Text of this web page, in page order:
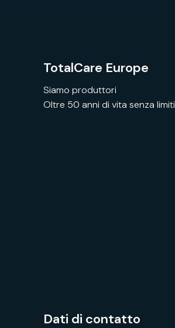
TotalCare Europe
Siamo produttori
Oltre 50 anni di vita senza limiti
Dati di contatto